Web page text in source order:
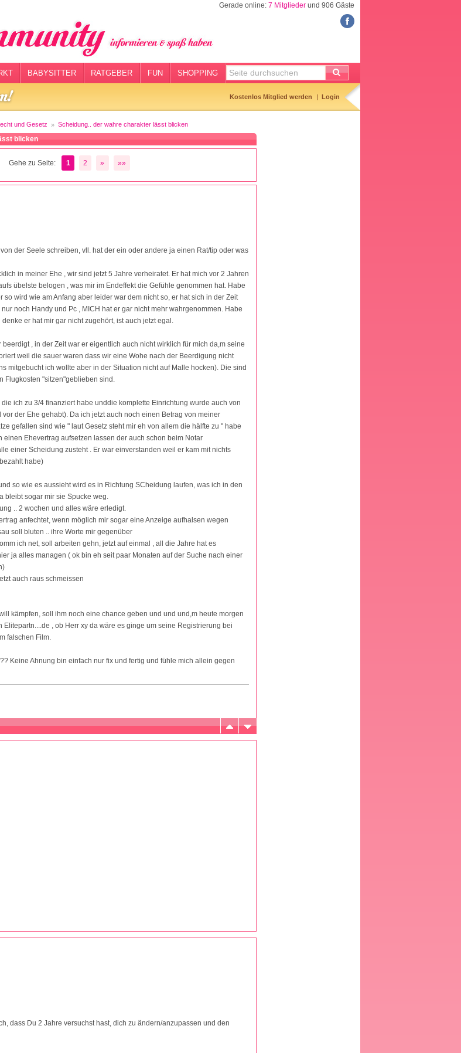
Gerade online: 7 Mitglieder und 906 Gäste
BABYSITTER RATGEBER FUN SHOPPING
Kostenlos Mitglied werden Login
und Gesetz Scheidung.. der wahre charakter lässt blicken
blicken
Gehe zu Seite: 1 2 » »»
der Seele schreiben, vll. hat der ein oder andere ja einen Rat/tip oder was
in meiner Ehe , wir sind jetzt 5 Jahre verheiratet. Er hat mich vor 2 Jahren
übelste belogen , was mir im Endeffekt die Gefühle genommen hat. Habe
so wird wie am Anfang aber leider war dem nicht so, er hat sich in der Zeit
noch Handy und Pc , MICH hat er gar nicht mehr wahrgenommen. Habe
er hat mir gar nicht zugehört, ist auch jetzt egal.
beerdigt , in der Zeit war er eigentlich auch nicht wirklich für mich da,m seine
weil die sauer waren dass wir eine Wohe nach der Beerdigung nicht
mitgebucht ich wollte aber in der Situation nicht auf Malle hocken). Die sind
Flugkosten "sitzen"geblieben sind.
ich zu 3/4 finanziert habe unddie komplette Einrichtung wurde auch von
der Ehe gehabt). Da ich jetzt auch noch einen Betrag von meiner
gefallen sind wie " laut Gesetz steht mir eh von allem die hälfte zu " habe
Ehevertrag aufsetzen lassen der auch schon beim Notar
einer Scheidung zusteht . Er war einverstanden weil er kam mit nichts
habe)
so wie es aussieht wird es in Richtung SCheidung laufen, was ich in den
bleibt sogar mir sie Spucke weg.
.. 2 wochen und alles wäre erledigt.
anfechtet, wenn möglich mir sogar eine Anzeige aufhalsen wegen
soll bluten .. ihre Worte mir gegenüber
ich net, soll arbeiten gehn, jetzt auf einmal , all die Jahre hat es
ja alles managen ( ok bin eh seit paar Monaten auf der Suche nach einer
auch raus schmeissen
kämpfen, soll ihm noch eine chance geben und und und,m heute morgen
Elitepartn....de , ob Herr xy da wäre es ginge um seine Registrierung bei
falschen Film.
Keine Ahnung bin einfach nur fix und fertig und fühle mich allein gegen
dass Du 2 Jahre versuchst hast, dich zu ändern/anzupassen und den